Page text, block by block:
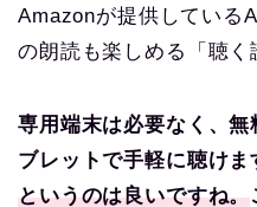
Amazonが提供している
の朗読も楽しめる「聴く
専用端末は必要なく、
ブレットで手軽に聴けま
というのは良いですね。